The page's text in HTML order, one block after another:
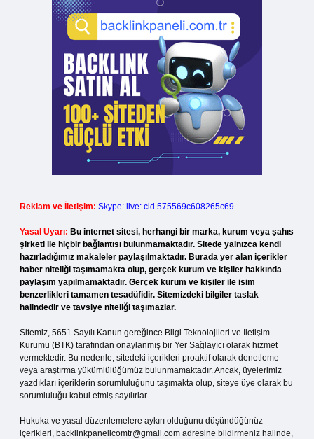
Reklam ve İletişim: Skype: live:.cid.575569c608265c69
Yasal Uyarı: Bu internet sitesi, herhangi bir marka, kurum veya şahıs
şirketi ile hiçbir bağlantısı bulunmamaktadır. Sitede yalnızca kendi
hazırladığımız makaleler paylaşılmaktadır. Burada yer alan içerikler
haber niteliği taşımamakta olup, gerçek kurum ve kişiler hakkında
paylaşım yapılmamaktadır. Gerçek kurum ve kişiler ile isim
benzerlikleri tamamen tesadüfidir. Sitemizdeki bilgiler taslak
halindedir ve tavsiye niteliği taşımazlar.
Sitemiz, 5651 Sayılı Kanun gereğince Bilgi Teknolojileri ve İletişim
Kurumu (BTK) tarafından onaylanmış bir Yer Sağlayıcı olarak hizmet
vermektedir. Bu nedenle, sitedeki içerikleri proaktif olarak denetleme
veya araştırma yükümlülüğümüz bulunmamaktadır. Ancak, üyelerimiz
yazdıkları içeriklerin sorumluluğunu taşımakta olup, siteye üye olarak bu
sorumluluğu kabul etmiş sayılırlar.
Hukuka ve yasal düzenlemelere aykırı olduğunu düşündüğünüz
içerikleri, backlinkpanelicomtr@gmail.com adresine bildirmeniz halinde,